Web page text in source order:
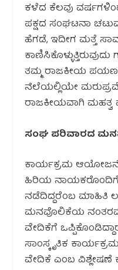
ಕಳೆದ ಕೆಲವು
ಪಕ್ಷದ ಸಂಘಟನಾ
ಹೆಗಡೆ, ಇದೀಗ ಮತ್ತೆ
ತಮ್ಮ ರಾಜಕೀಯ
ನೆಲೆಯಲ್ಲಿಯೇ
ರಾಜಕೀಯವಾಗಿ ಮಹತ್ವ
ಸಂಘ ಪರಿವಾರದ
ಕಾರ್ಯಕ್ರಮ
ಹಿರಿಯ ನಾಯಕರೊಂದಿಗೆ
ನಡೆದಿದ್ದರೆಂಬ ಮಾಹಿತಿ
ಮನವೊಲಿಕೆಯ
ವೇದಿಕೆಗೆ
ಸಾಂಸ್ಕೃತಿಕ
ವೇದಿಕೆ ಎಂಬ ವಿಶ್ಲೇಷಣೆ